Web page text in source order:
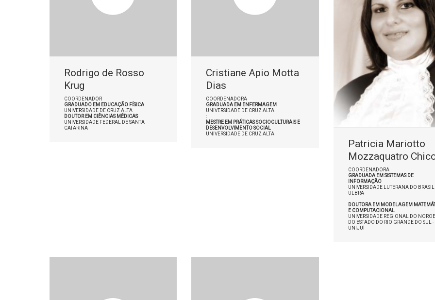
Rodrigo de Rosso
Krug
COORDENADOR
GRADUADO EM EDUCAÇÃO FÍSICA
UNIVERSIDADE DE CRUZ ALTA
DOUTOR EM CIÊNCIAS MÉDICAS
UNIVERSIDADE FEDERAL DE SANTA
CATARINA
Cristiane Apio Motta
Dias
COORDENADORA
GRADUADA EM ENFERMAGEM
UNIVERSIDADE DE CRUZ ALTA
:
MESTRE EM PRÁTICAS SOCIOCULTURAIS E
DESENVOLVIMENTO SOCIAL
UNIVERSIDADE DE CRUZ ALTA
Patricia Mariotto
Mozzaquatro
COORDENADORA
GRADUADA EM SISTEMAS DE
INFORMAÇÃO
UNIVERSIDADE LUTERANA DO BRASIL
ULBRA
DOUTORA EM MODELAGEM
E COMPUTACIONAL
UNIVERSIDADE REGIONAL DO
DO ESTADO DO RIO GRANDE DO SUL -
UNIJUÍ